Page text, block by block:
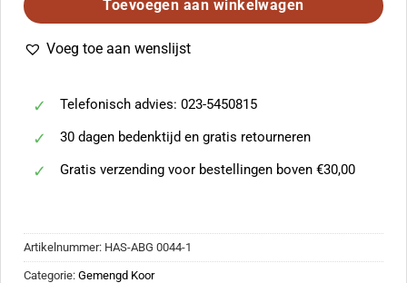
Toevoegen aan winkelwagen
Voeg toe aan wenslijst
Telefonisch advies: 023-5450815
30 dagen bedenktijd en gratis retourneren
Gratis verzending voor bestellingen boven €30,00
Artikelnummer: HAS-ABG 0044-1
Categorie: Gemengd Koor